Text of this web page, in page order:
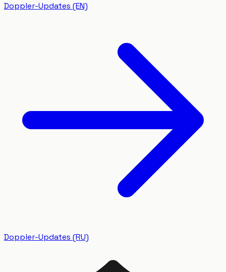
Doppler-Updates (EN)
Doppler-Updates (RU)